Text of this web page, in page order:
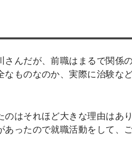
んだが、前職はまるで関係
なものなのか、実際に治験な
のはそれほど大きな理由はあ
あったので就職活動をして、